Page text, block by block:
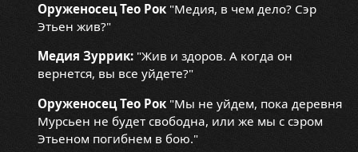
Оруженосец Тео Рок"Медия, в чем дело? Сэр
Этьен жив?"
Медия Зуррик:"Жив и здоров. А когда он
вернется, вы все уйдете?"
Оруженосец Тео Рок"Мы не уйдем, пока деревня
Мурсьен не будет свободна, или же мы с сэром
Этьеном погибнем в бою."